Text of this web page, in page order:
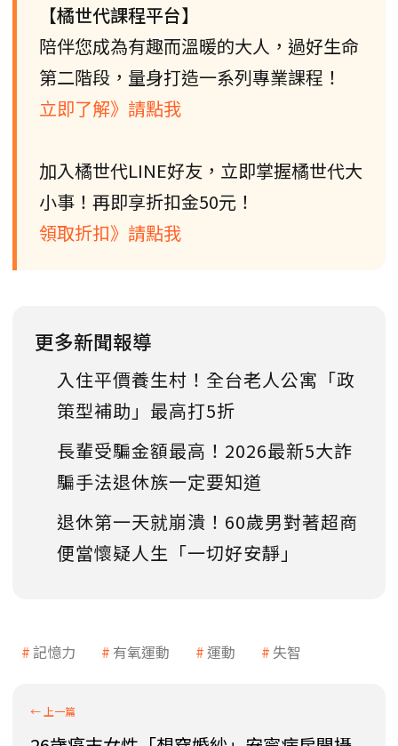
【橘世代課程平台】
陪伴您成為有趣而溫暖的大人，過好生命
第二階段，量身打造一系列專業課程！
立即了解》請點我
加入橘世代LINE好友，立即掌握橘世代大
小事！再即享折扣金50元！
領取折扣》請點我
更多新聞報導
入住平價養生村！全台老人公寓「政
策型補助」最高打5折
長輩受騙金額最高！2026最新5大詐
騙手法退休族一定要知道
退休第一天就崩潰！60歲男對著超商
便當懷疑人生「一切好安靜」
記憶力 有氧運動 運動 失智